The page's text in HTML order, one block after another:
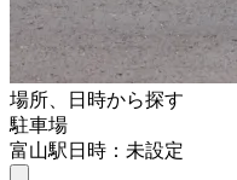
場所、日時から探す
駐車場
富山駅日時：未設定